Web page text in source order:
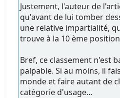
Justement, l'auteur de
qu'avant de lui tomber
une relative impartialité,
trouve à la 10 ème
Bref, ce classement n'est
palpable. Si au moins, il
monde et faire autant de
catégorie d'usage...